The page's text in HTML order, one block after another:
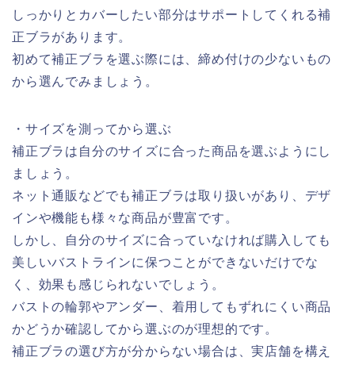
しっかりとカバーしたい部分はサポートしてくれる補
正ブラがあります。
初めて補正ブラを選ぶ際には、締め付けの少ないもの
から選んでみましょう。
・サイズを測ってから選ぶ
補正ブラは自分のサイズに合った商品を選ぶようにし
ましょう。
ネット通販などでも補正ブラは取り扱いがあり、デザ
インや機能も様々な商品が豊富です。
しかし、自分のサイズに合っていなければ購入しても
美しいバストラインに保つことができないだけでな
く、効果も感じられないでしょう。
バストの輪郭やアンダー、着用してもずれにくい商品
かどうか確認してから選ぶのが理想的です。
補正ブラの選び方が分からない場合は、実店舗を構え